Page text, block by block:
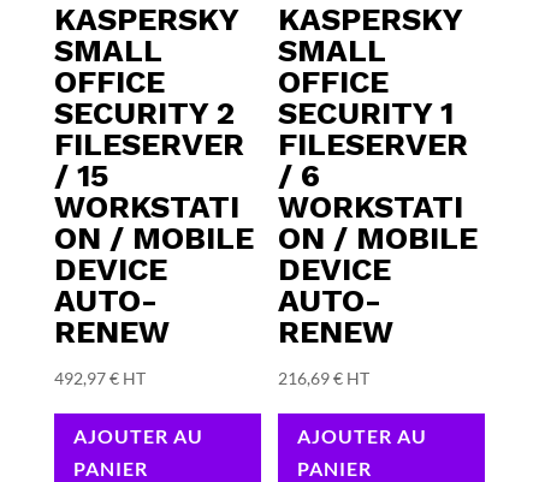
KASPERSKY
SMALL
OFFICE
SECURITY 2
FILESERVER
/ 15
WORKSTATI
ON / MOBILE
DEVICE
AUTO-
RENEW
492,97€ HT
AJOUTER AU
PANIER
KASPERSKY
SMALL
OFFICE
SECURITY 1
FILESERVER
/ 6
WORKSTATI
ON / MOBILE
DEVICE
AUTO-
RENEW
216,69€ HT
AJOUTER AU
PANIER